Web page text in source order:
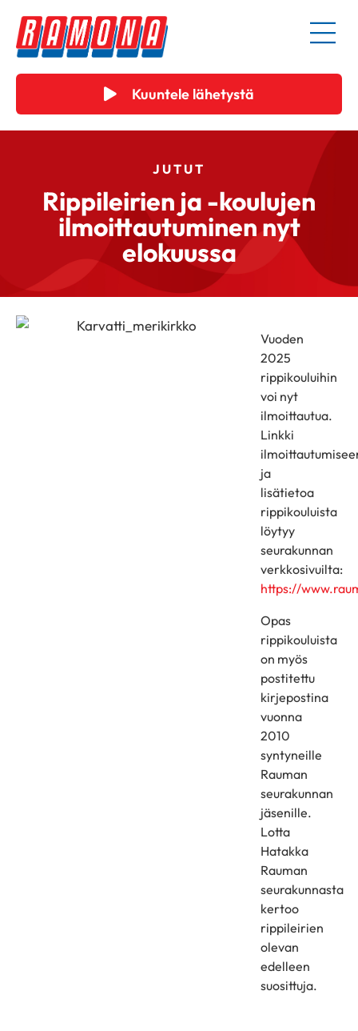
Kuuntele lähetystä
JUTUT
Rippileirien ja -koulujen
ilmoittautuminen nyt
elokuussa
Vuoden
2025
rippikouluihin
voi nyt
ilmoittautua.
Linkki
ja
lisätietoa
rippikouluista
löytyy
seurakunnan
verkkosivuilta:
https://
Opas
rippikouluista
on myös
postitettu
kirjepostina
vuonna
2010
syntyneille
Rauman
seurakunnan
jäsenille.
Lotta
Hatakka
Rauman
seurakunnasta
kertoo
rippileirien
olevan
edelleen
suosittuja.